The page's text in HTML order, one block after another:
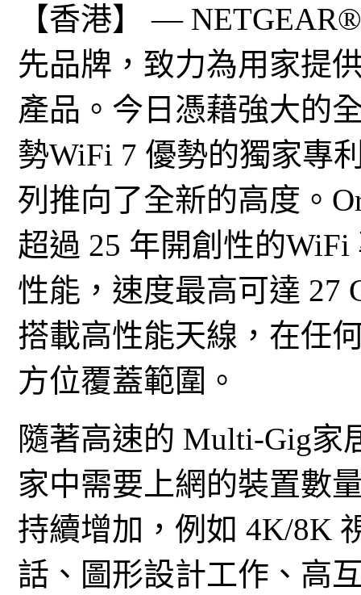
【香港】 —
先品牌，致力為用家提
產品。今日憑藉強大的
勢WiFi 7 優勢的獨家專
列推向了全新的高度。
超過 25 年開創性的
性能，速度最高可達 27
搭載高性能天線，在任
方位覆蓋範圍。
隨著高速的 Multi-Gig家
家中需要上網的裝置數
持續增加，例如 4K/8K
話、圖形設計工作、高